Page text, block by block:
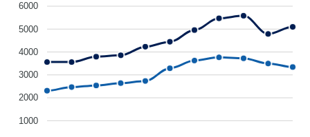
6000
5000
4000
3000
2000
1000